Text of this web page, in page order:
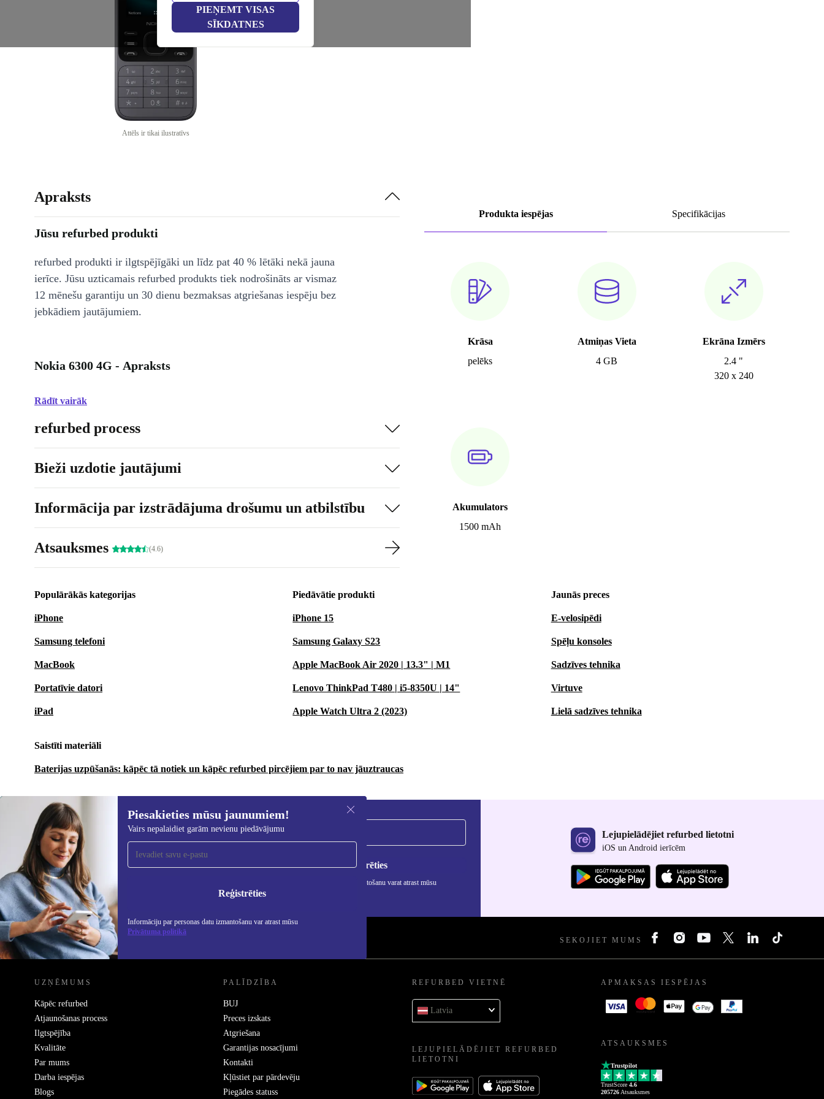
PIEŅEMT VISAS
SĪKDATNES
Attēls ir tikai ilustratīvs
Produkta iespējas Specifikācijas
Krāsa
pelēks
Atmiņas Vieta
4 GB
Ekrāna Izmērs
2.4 "
320 x 240
Akumulators
1500 mAh
Apraksts
Jūsu refurbed produkti
refurbed produkti ir ilgtspējīgāki un līdz pat 40 % lētāki nekā jauna
ierīce. Jūsu uzticamais refurbed produkts tiek nodrošināts ar vismaz
12 mēnešu garantiju un 30 dienu bezmaksas atgriešanas iespēju bez
jebkādiem jautājumiem.
Nokia 6300 4G - Apraksts
Rādīt vairāk
refurbed process
Bieži uzdotie jautājumi
Informācija par izstrādājuma drošumu un atbilstību
Atsauksmes (4.6)
Populārākās kategorijas
iPhone
Samsung telefoni
MacBook
Portatīvie datori
iPad
Piedāvātie produkti
iPhone 15
Samsung Galaxy S23
Apple MacBook Air 2020 | 13.3" | M1
Lenovo ThinkPad T480 | i5-8350U | 14"
Apple Watch Ultra 2 (2023)
Jaunās preces
E-velosipēdi
Spēļu konsoles
Sadzīves tehnika
Virtuve
Lielā sadzīves tehnika
Saistīti materiāli
Baterijas uzpūšanās: kāpēc tā notiek un kāpēc refurbed pircējiem par to nav jāuztraucas
Piesakieties mūsu jaunumiem!
Vairs nepalaidiet garām nevienu piedāvājumu
Reģistrēties
Informāciju par personas datu izmantošanu var atrast mūsu
Privātuma politikā
Piesakieties mūsu jaunumu
saņemšanai!
Nekad vairs nepalaidiet garām nevienu
piedāvājumu.
Reģistrēties
Informāciju par personas datu izmantošanu varat atrast mūsu
Privātuma politikā
Lejupielādējiet refurbed lietotni
iOS un Android ierīcēm
REFURBED - RETHINK NEW. SEKOJIET MUMS
UZŅĒMUMS
Kāpēc refurbed
Atjaunošanas process
Ilgtspējība
Kvalitāte
Par mums
Darba iespējas
Blogs
PALĪDZĪBA
BUJ
Preces izskats
Atgriešana
Garantijas nosacījumi
Kontakti
Kļūstiet par pārdevēju
Piegādes statuss
REFURBED VIETNĒ
Latvia
LEJUPIELĀDĒJIET REFURBED
LIETOTNI
APMAKSAS IESPĒJAS
ATSAUKSMES
Trustpilot
TrustScore 4.6
205726 Atsauksmes